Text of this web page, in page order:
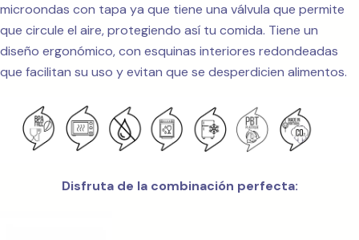
microondas con tapa ya que tiene una válvula que permite
que circule el aire, protegiendo así tu comida. Tiene un
diseño ergonómico, con esquinas interiores redondeadas
que facilitan su uso y evitan que se desperdicien alimentos.
Disfruta de la combinación perfecta: